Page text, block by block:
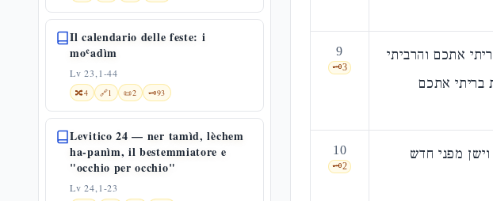
Il calendario delle feste: i
moʿadìm
Lv 23,1-44
🔀4 🔗1 📜2 🗝️93
Levitico 24 — ner tamìd, lèchem
ha-panìm, il bestemmiatore e
"occhio per occhio"
Lv 24,1-23
9
🗝️3
אתכם והרביתי
בריתי אתכם
10
🗝️2
מפני חדש